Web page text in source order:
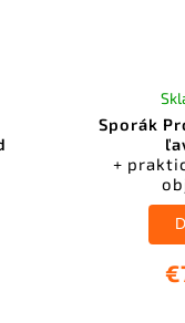
Sporák
+